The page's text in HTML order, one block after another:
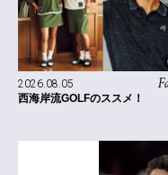
2026.08.05
西海岸流GOLFのススメ！